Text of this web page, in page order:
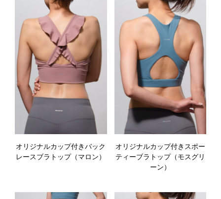
オリジナルカップ付きバック
レースブラトップ（マロン）
オリジナルカップ付きスポー
ティーブラトップ（モスグリ
ーン）